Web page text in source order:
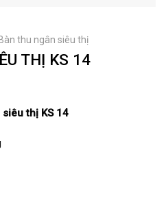
Bàn thu ngân siêu thị
THỊ KS 14
thị KS 14